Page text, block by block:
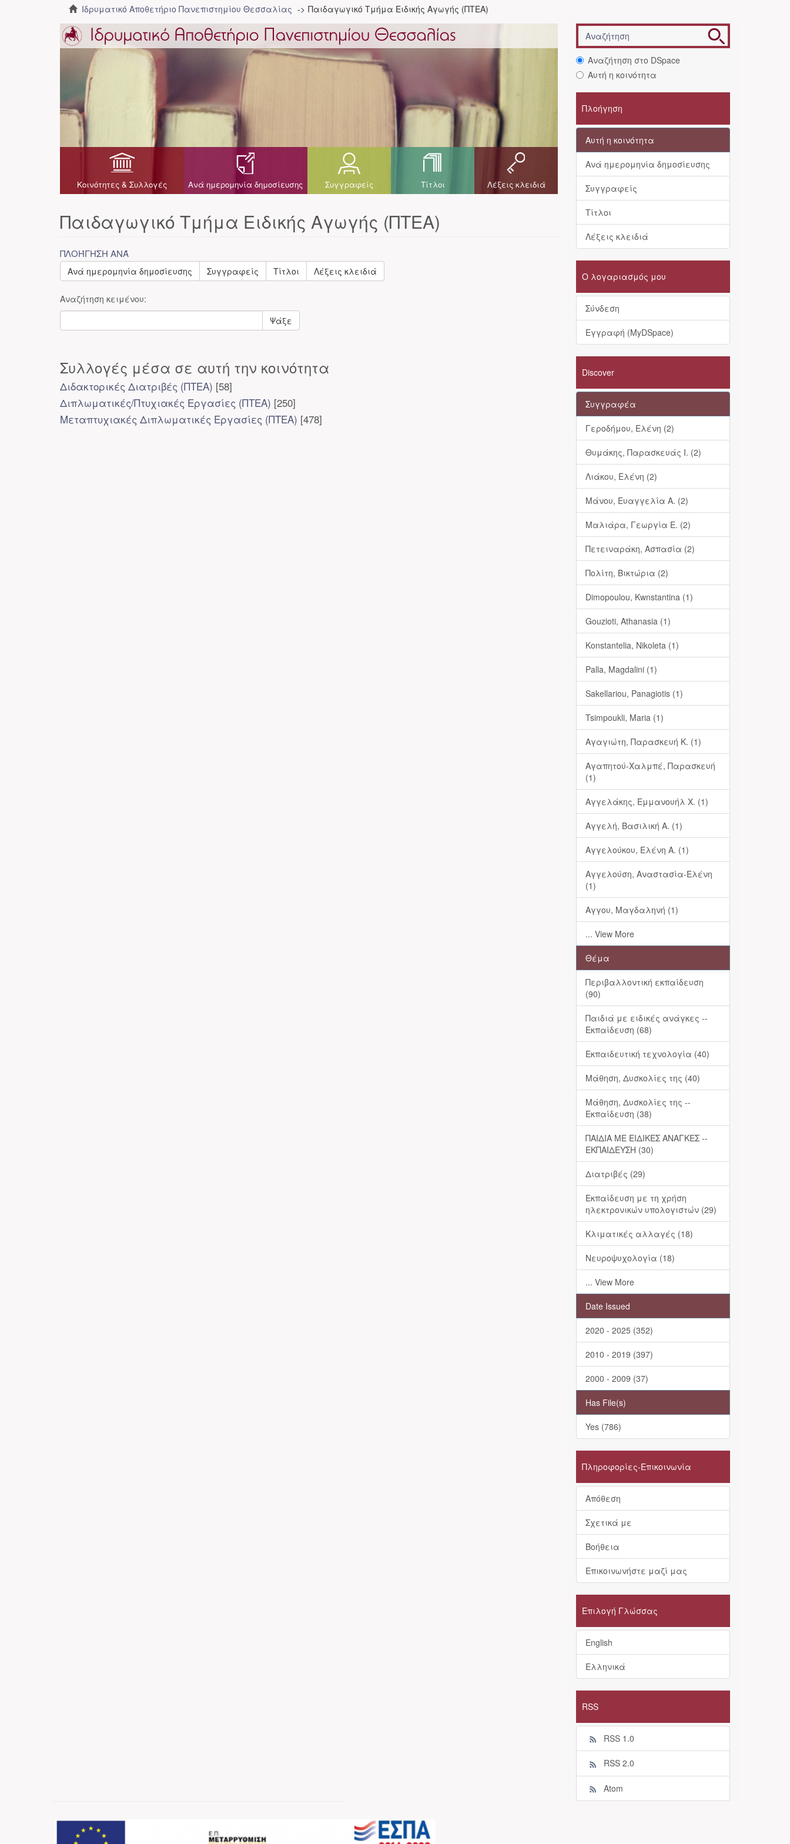
Ιδρυματικό Αποθετήριο Πανεπιστημίου Θεσσαλίας Παιδαγωγικό Τμήμα Ειδικής Αγωγής (ΠΤΕΑ)
Κοινότητες & Συλλογές Ανά ημερομηνία δημοσίευσης Συγγραφείς Τίτλοι Λέξεις κλειδιά
Παιδαγωγικό Τμήμα Ειδικής Αγωγής (ΠΤΕΑ)
ΠΛΟΉΓΗΣΗ ΑΝΆ
Ανά ημερομηνία δημοσίευσης Συγγραφείς Τίτλοι Λέξεις κλειδιά
Αναζήτηση κειμένου:
Ψάξε
Συλλογές μέσα σε αυτή την κοινότητα
Διδακτορικές Διατριβές (ΠΤΕΑ) [58]
Διπλωματικές/Πτυχιακές Εργασίες (ΠΤΕΑ) [250]
Μεταπτυχιακές Διπλωματικές Εργασίες (ΠΤΕΑ) [478]
Αναζήτηση στο DSpace
Αυτή η κοινότητα
Πλοήγηση
Αυτή η κοινότητα
Ανά ημερομηνία δημοσίευσης
Συγγραφείς
Τίτλοι
Λέξεις κλειδιά
Ο λογαριασμός μου
Σύνδεση
Εγγραφή (MyDSpace)
Discover
Συγγραφέα
Γεροδήμου, Ελένη (2)
Θυμάκης, Παρασκευάς Ι. (2)
Λιάκου, Ελένη (2)
Μάνου, Ευαγγελία Α. (2)
Μαλιάρα, Γεωργία Ε. (2)
Πετειναράκη, Ασπασία (2)
Πολίτη, Βικτώρια (2)
Dimopoulou, Kwnstantina (1)
Gouzioti, Athanasia (1)
Konstantelia, Nikoleta (1)
Palla, Magdalini (1)
Sakellariou, Panagiotis (1)
Tsimpoukli, Maria (1)
Αγαγιώτη, Παρασκευή Κ. (1)
Αγαπητού-Χαλμπέ, Παρασκευή
(1)
Αγγελάκης, Εμμανουήλ Χ. (1)
Αγγελή, Βασιλική Α. (1)
Αγγελούκου, Ελένη Α. (1)
Αγγελούση, Αναστασία-Ελένη
(1)
Αγγου, Μαγδαληνή (1)
... View More
Θέμα
Περιβαλλοντική εκπαίδευση
(90)
Παιδιά με ειδικές ανάγκες --
Εκπαίδευση (68)
Εκπαιδευτική τεχνολογία (40)
Μάθηση, Δυσκολίες της (40)
Μάθηση, Δυσκολίες της --
Εκπαίδευση (38)
ΠΑΙΔΙΑ ΜΕ ΕΙΔΙΚΕΣ ΑΝΑΓΚΕΣ --
ΕΚΠΑΙΔΕΥΣΗ (30)
Διατριβές (29)
Εκπαίδευση με τη χρήση
ηλεκτρονικών υπολογιστών (29)
Κλιματικές αλλαγές (18)
Νευροψυχολογία (18)
... View More
Date Issued
2020 - 2025 (352)
2010 - 2019 (397)
2000 - 2009 (37)
Has File(s)
Yes (786)
Πληροφορίες-Επικοινωνία
Απόθεση
Σχετικά με
Βοήθεια
Επικοινωνήστε μαζί μας
Επιλογή Γλώσσας
English
Ελληνικά
RSS
RSS 1.0
RSS 2.0
Atom